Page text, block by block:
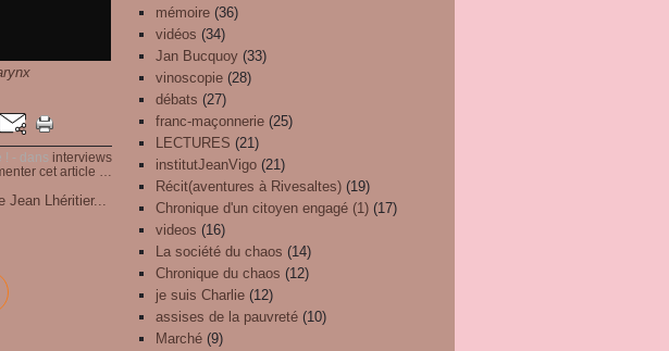
! - dans interviews
cet article
Jean Lhéritier...
mémoire (36)
vidéos (34)
Jan Bucquoy (33)
vinoscopie (28)
débats (27)
franc-maçonnerie (25)
LECTURES (21)
institutJeanVigo (21)
Récit(aventures à Rivesaltes) (19)
Chronique d'un citoyen engagé (1) (17)
videos (16)
La société du chaos (14)
Chronique du chaos (12)
je suis Charlie (12)
assises de la pauvreté (10)
Marché (9)